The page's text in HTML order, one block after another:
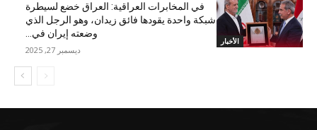
الأخبار
في المخابرات العراقية: العراق خضع لسيطرة
شبكة واحدة يقودها فائق زيدان، وهو الرجل الذي
وضعته إيران في...
ديسمبر 27, 2025